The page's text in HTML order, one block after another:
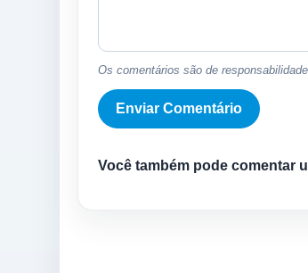
Os comentários são de
Você também pode comentar